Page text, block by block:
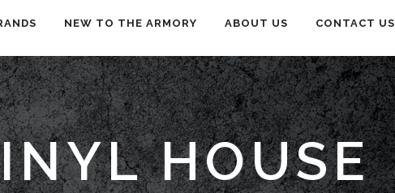
NEW TO THE ARMORY ABOUT US CONTACT US
HOUSE